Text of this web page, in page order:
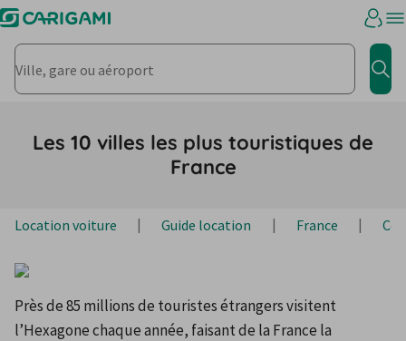
Ville, gare ou aéroport
Les 10 villes les plus touristiques de
France
Location voiture Guide location France
Près de 85 millions de touristes étrangers visitent
l’Hexagone chaque année, faisant de la France la